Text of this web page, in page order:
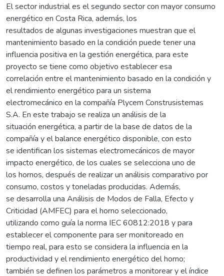
El sector industrial es el segundo sector con mayor consumo
energético en Costa Rica, además, los
resultados de algunas investigaciones muestran que el
mantenimiento basado en la condición puede tener una
influencia positiva en la gestión energética, para este
proyecto se tiene como objetivo establecer esa
correlación entre el mantenimiento basado en la condición y
el rendimiento energético para un sistema
electromecánico en la compañía Plycem Construsistemas
S.A. En este trabajo se realiza un análisis de la
situación energética, a partir de la base de datos de la
compañía y el balance energético disponible, con esto
se identifican los sistemas electromecánicos de mayor
impacto energético, de los cuales se selecciona uno de
los hornos, después de realizar un análisis comparativo por
consumo, costos y toneladas producidas. Además,
se desarrolla una Análisis de Modos de Falla, Efecto y
Criticidad (AMFEC) para el horno seleccionado,
utilizando como guía la norma IEC 60812:2018 y para
establecer el componente para ser monitoreado en
tiempo real, para esto se considera la influencia en la
productividad y el rendimiento energético del horno;
también se definen los parámetros a monitorear y el índice